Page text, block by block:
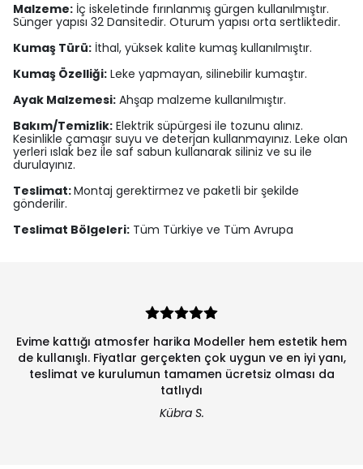
Malzeme: İç iskeletinde fırınlanmış gürgen kullanılmıştır.
Sünger yapısı 32 Dansitedir. Oturum yapısı orta sertliktedir.
Kumaş Türü: İthal, yüksek kalite kumaş kullanılmıştır.
Kumaş Özelliği: Leke yapmayan, silinebilir kumaştır.
Ayak Malzemesi: Ahşap malzeme kullanılmıştır.
Bakım/Temizlik: Elektrik süpürgesi ile tozunu alınız.
Kesinlikle çamaşır suyu ve deterjan kullanmayınız. Leke olan
yerleri ıslak bez ile saf sabun kullanarak siliniz ve su ile
durulayınız.
Teslimat:Montaj gerektirmez ve paketli bir şekilde
gönderilir.
Teslimat Bölgeleri: Tüm Türkiye ve Tüm Avrupa
Evime kattığı atmosfer harika Modeller hem estetik hem
de kullanışlı. Fiyatlar gerçekten çok uygun ve en iyi yanı,
teslimat ve kurulumun tamamen ücretsiz olması da
tatlıydı
Kübra S.